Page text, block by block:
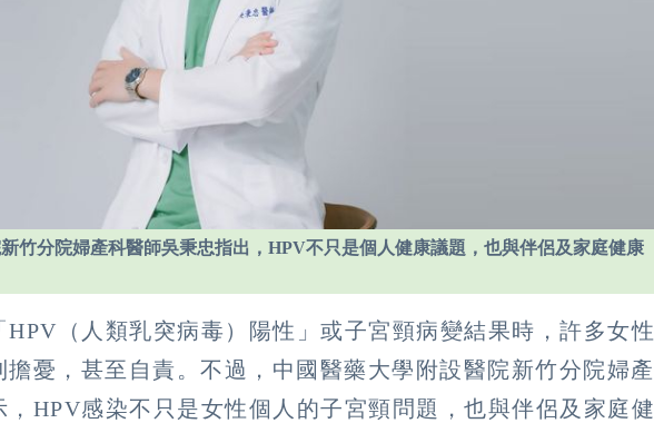
竹分院婦產科醫師吳秉忠指出，HPV不只是個人健康議題，也與伴侶及家庭健康
（人類乳突病毒）陽性」或子宮頸病變結果時，許多女性
憂，甚至自責。不過，中國醫藥大學附設醫院新竹分院婦產
HPV感染不只是女性個人的子宮頸問題，也與伴侶及家庭健